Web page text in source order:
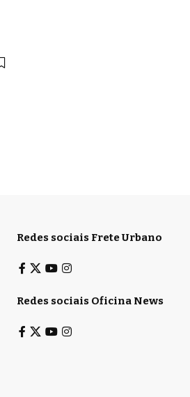
Redes sociais Frete Urbano
Redes sociais Oficina News